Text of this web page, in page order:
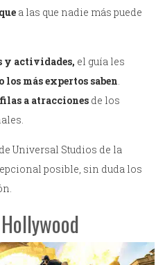
a las que nadie más puede
y actividades, el guía les
más expertos saben
a atracciones de los
Universal Studios de la
posible, sin duda los